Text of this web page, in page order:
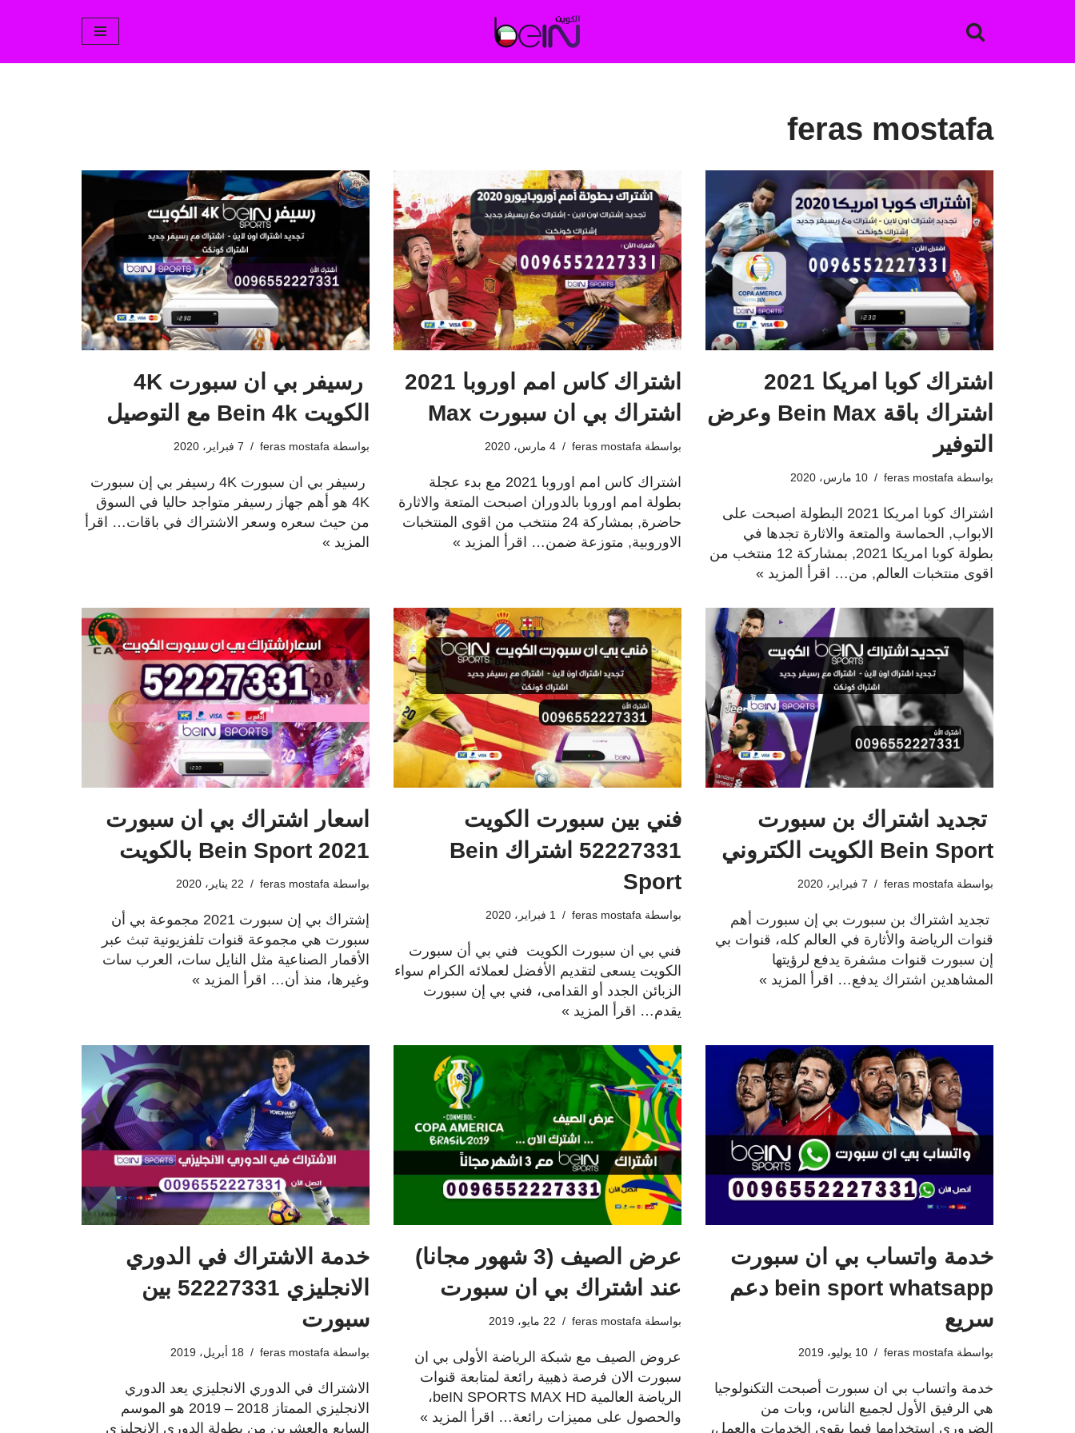
إلى
feras mostafa
اشتراك كوبا امريكا 2021
اشتراك باقة Bein Max وعرض
التوفير
بواسطة feras mostafa 10 مارس، 2020
اشتراك كوبا امريكا 2021 البطولة اصبحت على
الابواب, الحماسة والمتعة والاثارة تجدها في
بطولة كوبا امريكا 2021, بمشاركة 12 منتخب من
اقوى منتخبات العالم, من… اقرأ المزيد »
اشتراك كاس امم اوروبا 2021
اشتراك بي ان سبورت Max
بواسطة feras mostafa 4 مارس، 2020
اشتراك كاس امم اوروبا 2021 مع بدء عجلة
بطولة امم اوروبا بالدوران اصبحت المتعة والاثارة
حاضرة, بمشاركة 24 منتخب من اقوى المنتخبات
الاوروبية, متوزعة ضمن… اقرأ المزيد »
رسيفر بي ان سبورت 4K
الكويت Bein 4k مع التوصيل
بواسطة feras mostafa 7 فبراير، 2020
رسيفر بي ان سبورت 4K رسيفر بي إن سبورت
4K هو أهم جهاز رسيفر متواجد حاليا في السوق
من حيث سعره وسعر الاشتراك في باقات… اقرأ
المزيد »
تجديد اشتراك بن سبورت
Bein Sport الكويت الكتروني
بواسطة feras mostafa 7 فبراير، 2020
تجديد اشتراك بن سبورت بي إن سبورت أهم
قنوات الرياضة والأثارة في العالم كله، قنوات بي
إن سبورت قنوات مشفرة يدفع لرؤيتها
المشاهدين اشتراك يدفع… اقرأ المزيد »
فني بين سبورت الكويت
52227331 اشتراك Bein
Sport
بواسطة feras mostafa 1 فبراير، 2020
فني بي ان سبورت الكويت فني بي أن سبورت
الكويت يسعى لتقديم الأفضل لعملائه الكرام سواء
الزبائن الجدد أو القدامى، فني بي إن سبورت
يقدم… اقرأ المزيد »
اسعار اشتراك بي ان سبورت
2021 Bein Sport بالكويت
بواسطة feras mostafa 22 يناير، 2020
إشتراك بي إن سبورت 2021 مجموعة بي أن
سبورت هي مجموعة قنوات تلفزيونية تبث عبر
الأقمار الصناعية مثل النايل سات، العرب سات
وغيرها، منذ أن… اقرأ المزيد »
خدمة واتساب بي ان سبورت
bein sport whatsapp دعم
سريع
بواسطة feras mostafa 10 يوليو، 2019
خدمة واتساب بي ان سبورت أصبحت التكنولوجيا
هي الرفيق الأول لجميع الناس، وبات من
الضروري استخدامها فيما يقوي الخدمات والعمل،
عرض الصيف (3 شهور مجانا)
عند اشتراك بي ان سبورت
بواسطة feras mostafa 22 مايو، 2019
عروض الصيف مع شبكة الرياضة الأولى بي ان
سبورت الان فرصة ذهبية رائعة لمتابعة قنوات
الرياضة العالمية beIN SPORTS MAX HD،
والحصول على مميزات رائعة… اقرأ المزيد »
خدمة الاشتراك في الدوري
الانجليزي 52227331 بين
سبورت
بواسطة feras mostafa 18 أبريل، 2019
الاشتراك في الدوري الانجليزي يعد الدوري
الانجليزي الممتاز 2018 – 2019 هو الموسم
السابع والعشرين من بطولة الدوري الانجليزي